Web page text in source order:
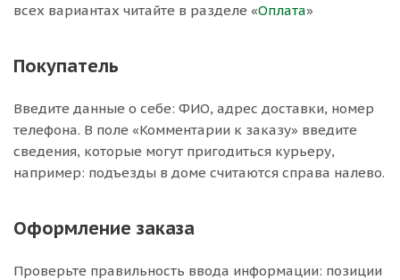
всех вариантах читайте в разделе «Оплата»
Покупатель
Введите данные о себе: ФИО, адрес доставки, номер
телефона. В поле «Комментарии к заказу» введите
сведения, которые могут пригодиться курьеру,
например: подъезды в доме считаются справа налево.
Оформление заказа
Проверьте правильность ввода информации: позиции